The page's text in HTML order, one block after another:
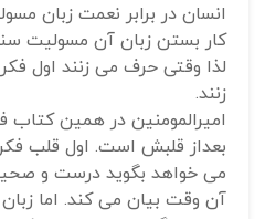
انسان در برابر نعمت زبان
کار بستن زبان آن مسولیت
لذا وقتی حرف می زنند اول
زنند.
امیرالمومنین در همین کتاب
بعداز قلبش است. اول قلب
می خواهد بگوید درست و
آن وقت بیان می کند. اما